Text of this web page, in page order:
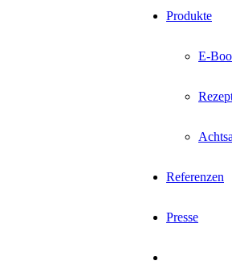
Produkte
E-
Referenzen
Presse